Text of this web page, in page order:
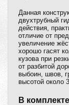
Данная
двухтрубный
действия,
отличие от
увеличение
хорошо гасят
кузова при
от разбитой
выбоин, швов,
высотой около
В